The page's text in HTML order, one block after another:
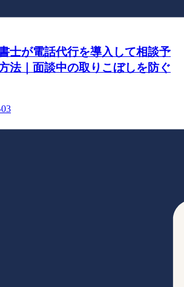
士が電話代行を導入して相談予
法｜面談中の取りこぼしを防ぐ